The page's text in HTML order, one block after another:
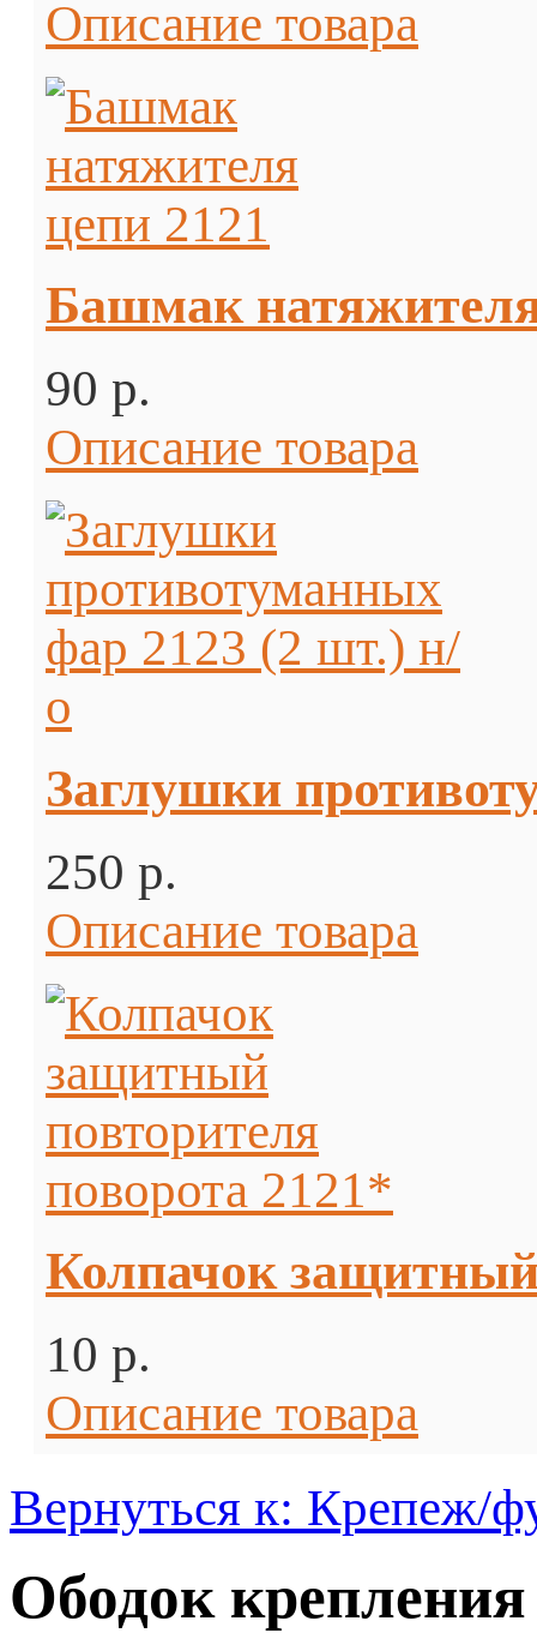
Описание товара
Башмак
90 p.
Описание товара
Заглушки
250 p.
Описание товара
Колпачок защитный
10 p.
Описание товара
Вернуться к: Крепеж/
Ободок